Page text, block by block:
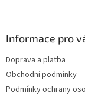
Informace pro
Doprava a platba
Obchodní podmínky
Podmínky ochrany